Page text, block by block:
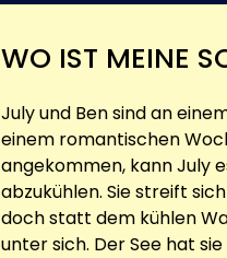
WO IST MEINE
July und Ben sind an
einem romantischen
angekommen, kann July
abzukühlen. Sie streift
doch statt dem kühlen
unter sich. Der See hat